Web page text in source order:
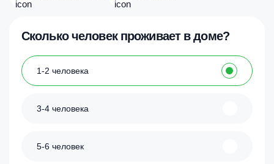
Сколько человек проживает в доме?
1-2 человека
3-4 человека
5-6 человек